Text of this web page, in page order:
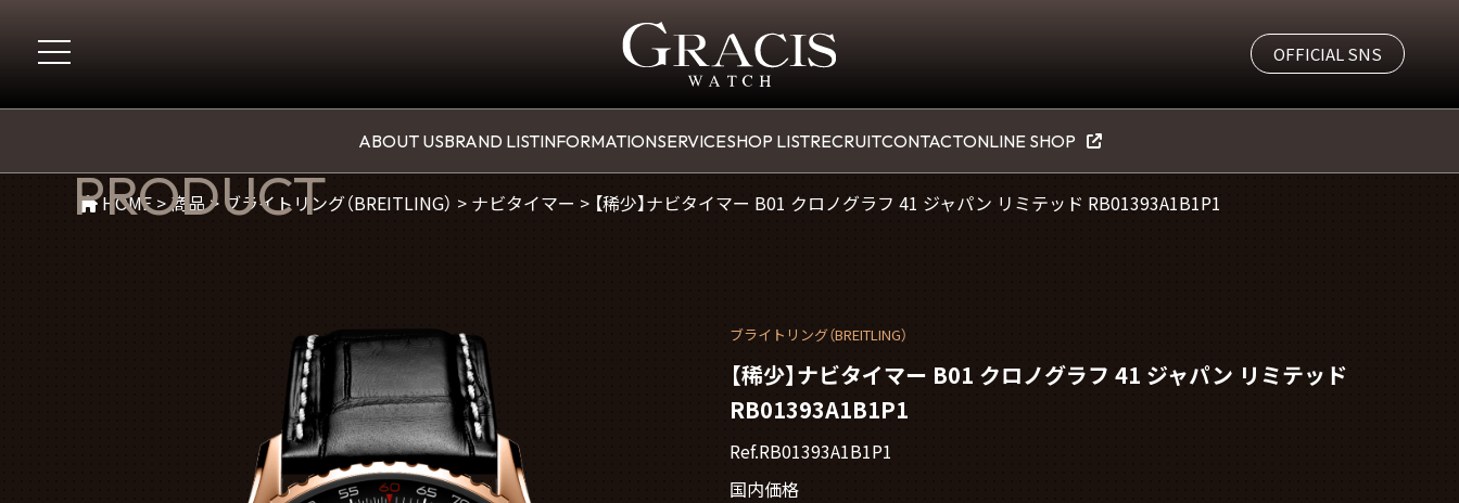
OFFICIAL SNS
ABOUT USBRAND LISTINFORMATIONSERVICESHOP LISTRECRUITCONTACTONLINE SHOP
PRODUCT
HOME>商品> ブライトリング（BREITLING） > ナビタイマー > 【稀少】ナビタイマー B01 クロノグラフ 41 ジャパン リミテッド RB01393A1B1P1
ブライトリング（BREITLING）
【稀少】ナビタイマー B01 クロノグラフ 41 ジャパン リミテッド
RB01393A1B1P1
Ref.RB01393A1B1P1
国内価格